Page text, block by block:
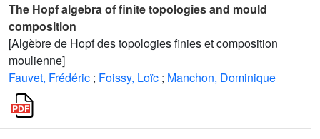
The Hopf algebra of finite topologies and mould
composition
[Algèbre de Hopf des topologies finies et composition
moulienne]
Fauvet, Frédéric ; Foissy, Loïc ; Manchon, Dominique